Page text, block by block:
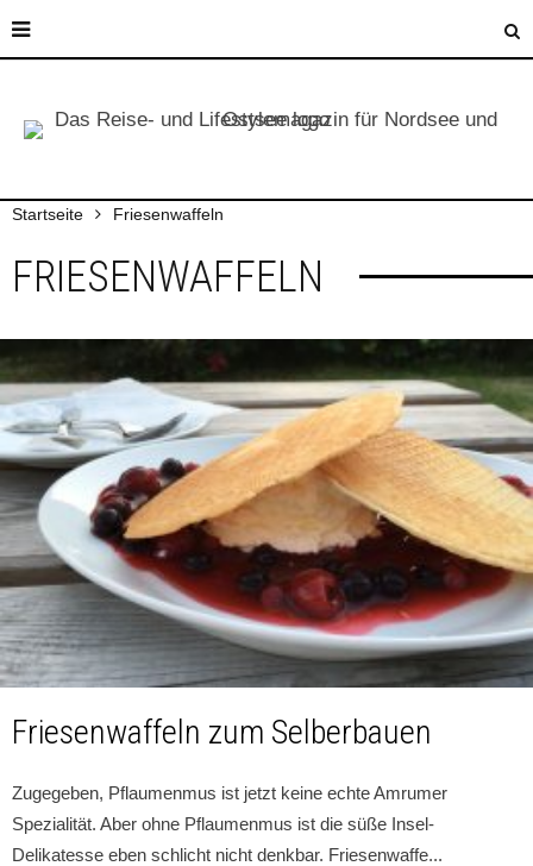
Startseite Friesenwaffeln
FRIESENWAFFELN
Friesenwaffeln zum Selberbauen
Zugegeben, Pflaumenmus ist jetzt keine echte Amrumer
Spezialität. Aber ohne Pflaumenmus ist die süße Insel-
Delikatesse eben schlicht nicht denkbar. Friesenwaffe...